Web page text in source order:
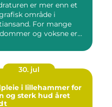
er mer enn et
område i
For mange
og voksne er
30. jul
i lillehammer for
og sterk hud året